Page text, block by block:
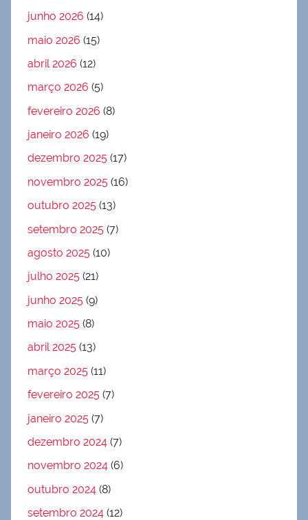
junho 2026 (14)
maio 2026 (15)
abril 2026 (12)
março 2026 (5)
fevereiro 2026 (8)
janeiro 2026 (19)
dezembro 2025 (17)
novembro 2025 (16)
outubro 2025 (13)
setembro 2025 (7)
agosto 2025 (10)
julho 2025 (21)
junho 2025 (9)
maio 2025 (8)
abril 2025 (13)
março 2025 (11)
fevereiro 2025 (7)
janeiro 2025 (7)
dezembro 2024 (7)
novembro 2024 (6)
outubro 2024 (8)
setembro 2024 (12)